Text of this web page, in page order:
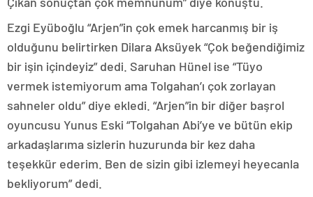
Ezgi Eyüboğlu “Arjen”in çok emek harcanmış bir iş
olduğunu belirtirken Dilara Aksüyek “Çok beğendiğimiz
bir işin içindeyiz” dedi. Saruhan Hünel ise “Tüyo
vermek istemiyorum ama Tolgahan’ı çok zorlayan
sahneler oldu” diye ekledi. “Arjen”in bir diğer başrol
oyuncusu Yunus Eski “Tolgahan Abi’ye ve bütün ekip
arkadaşlarıma sizlerin huzurunda bir kez daha
teşekkür ederim. Ben de sizin gibi izlemeyi heyecanla
bekliyorum” dedi.